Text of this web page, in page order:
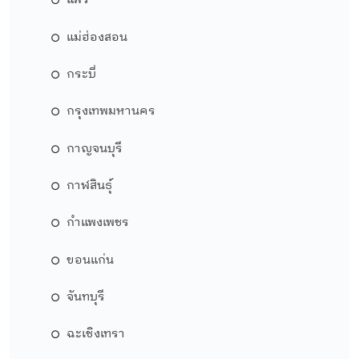
แม่ฮ่องสอน
กระบี่
กรุงเทพมหานคร
กาญจนบุรี
กาฬสินธุ์
กำแพงเพชร
ขอนแก่น
จันทบุรี
ฉะเชิงเทรา